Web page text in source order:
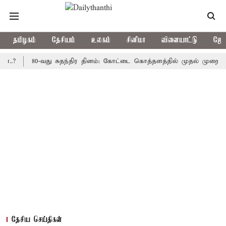
தமிழகம் தேசியம் உலகம் சினிமா விளையாட்டு
80-வது சுதந்திர தினம்: கோட்டை கொத்தளத்தில் முதல் முறையாக
தேசிய செய்திகள்